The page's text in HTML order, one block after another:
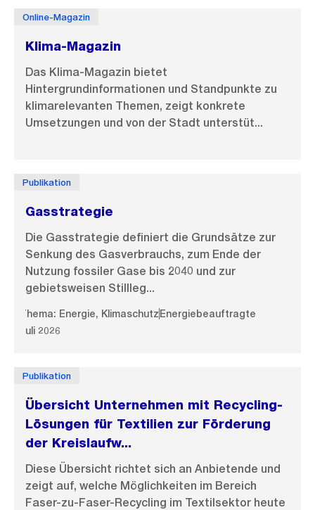
Online-Magazin
Klima-Magazin
Das Klima-Magazin bietet
Hintergrundinformationen und Standpunkte zu
klimarelevanten Themen, zeigt konkrete
Umsetzungen und von der Stadt unterstüt...
Publikation
Gasstrategie
Die Gasstrategie definiert die Grundsätze zur
Senkung des Gasverbrauchs, zum Ende der
Nutzung fossiler Gase bis 2040 und zur
gebietsweisen Stillleg...
Thema: Energie, KlimaschutzEnergiebeauftragte
Juli 2026
Publikation
Übersicht Unternehmen mit Recycling-
Lösungen für Textilien zur Förderung
der Kreislaufw...
Diese Übersicht richtet sich an Anbietende und
zeigt auf, welche Möglichkeiten im Bereich
Faser-zu-Faser-Recycling im Textilsektor heute